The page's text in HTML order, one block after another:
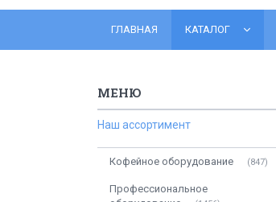
ГЛАВНАЯ КАТАЛОГ
Наш ассортимент
Кофейное оборудование 847
Профессиональное